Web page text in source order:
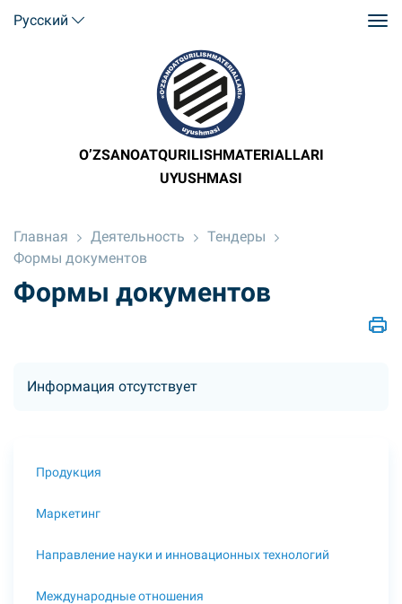
Русский
O’ZSANOATQURILISHMATERIALLARI
UYUSHMASI
Главная Деятельность
Тендеры
Формы документов
Формы документов
Информация отсутствует
Продукция
Маркетинг
Направление науки и инновационных технологий
Международные отношения